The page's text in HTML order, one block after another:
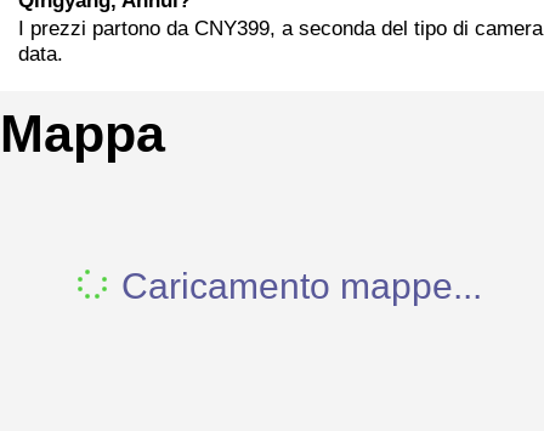
I prezzi partono da CNY399, a seconda del tipo di
data.
Mappa
Caricamento mappe...